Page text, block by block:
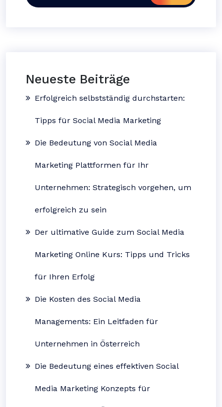
Neueste Beiträge
Erfolgreich selbstständig durchstarten:
Tipps für Social Media Marketing
Die Bedeutung von Social Media
Marketing Plattformen für Ihr
Unternehmen: Strategisch vorgehen, um
erfolgreich zu sein
Der ultimative Guide zum Social Media
Marketing Online Kurs: Tipps und Tricks
für Ihren Erfolg
Die Kosten des Social Media
Managements: Ein Leitfaden für
Unternehmen in Österreich
Die Bedeutung eines effektiven Social
Media Marketing Konzepts für